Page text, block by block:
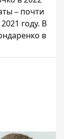
– почти
году. В
в